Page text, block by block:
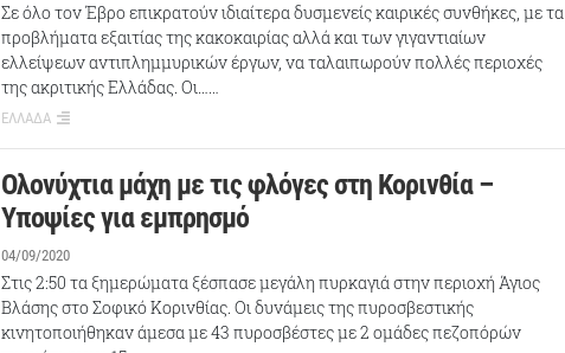
Σε όλο τον Έβρο επικρατούν ιδιαίτερα δυσμενείς καιρικές συνθήκες, με τα
προβλήματα εξαιτίας της κακοκαιρίας αλλά και των γιγαντιαίων
ελλείψεων αντιπλημμυρικών έργων, να ταλαιπωρούν πολλές περιοχές
της ακριτικής Ελλάδας. Οι……
ΕΛΛΑΔΑ
Ολονύχτια μάχη με τις φλόγες στη Κορινθία –
Υποψίες για εμπρησμό
04/09/2020
Στις 2:50 τα ξημερώματα ξέσπασε μεγάλη πυρκαγιά στην περιοχή Άγιος
Βλάσης στο Σοφικό Κορινθίας. Οι δυνάμεις της πυροσβεστικής
κινητοποιήθηκαν άμεσα με 43 πυροσβέστες με 2 ομάδες πεζοπόρών